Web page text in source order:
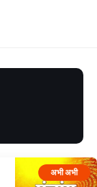
अभी अभी